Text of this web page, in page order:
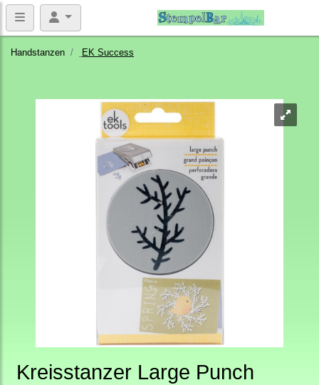
Handstanzen EK Success
Kreisstanzer Large Punch